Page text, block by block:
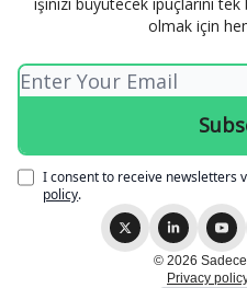
olmak için
I consent to receive newsletters
policy.
© 2026
Privacy